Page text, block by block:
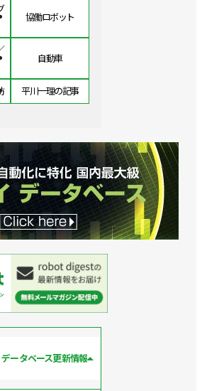
協働ロボット
自動車
平川一理の記事
データベース更新情報